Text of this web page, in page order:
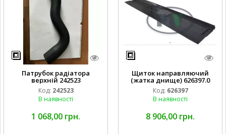
Патрубок радіатора
верхній 242523
Код: 242523
В наявності
1 068,00 грн.
Щиток направляючий
(жатка днище) 626397.0
Код: 626397
В наявності
8 906,00 грн.